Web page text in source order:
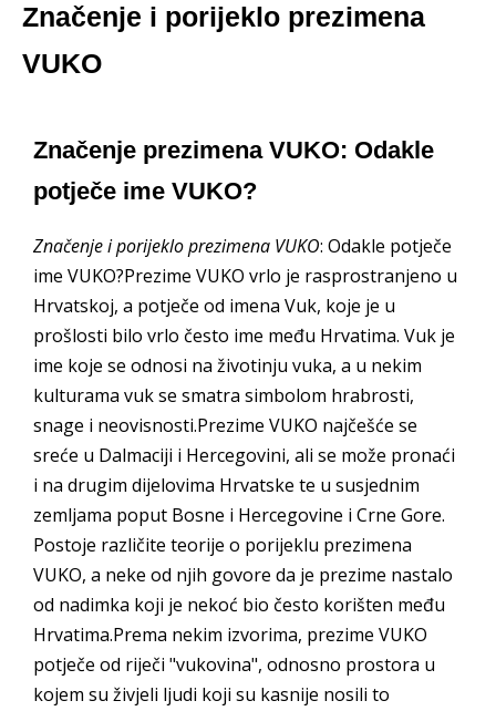
Značenje i porijeklo prezimena
VUKO
Značenje prezimena VUKO: Odakle
potječe ime VUKO?
Značenje i porijeklo prezimena VUKO: Odakle potječe
ime VUKO?Prezime VUKO vrlo je rasprostranjeno u
Hrvatskoj, a potječe od imena Vuk, koje je u
prošlosti bilo vrlo često ime među Hrvatima. Vuk je
ime koje se odnosi na životinju vuka, a u nekim
kulturama vuk se smatra simbolom hrabrosti,
snage i neovisnosti.Prezime VUKO najčešće se
sreće u Dalmaciji i Hercegovini, ali se može pronaći
i na drugim dijelovima Hrvatske te u susjednim
zemljama poput Bosne i Hercegovine i Crne Gore.
Postoje različite teorije o porijeklu prezimena
VUKO, a neke od njih govore da je prezime nastalo
od nadimka koji je nekoć bio često korišten među
Hrvatima.Prema nekim izvorima, prezime VUKO
potječe od riječi "vukovina", odnosno prostora u
kojem su živjeli ljudi koji su kasnije nosili to